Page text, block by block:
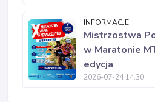
INFORMACJE
Mistrzostwa
w Maratonie
edycja
2026-07-24 14:30